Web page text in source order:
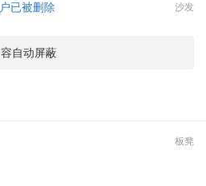
沙发
已被删除
自动屏蔽
板凳